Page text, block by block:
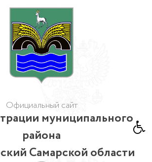
Официальный сайт
муниципального
района
Самарской области